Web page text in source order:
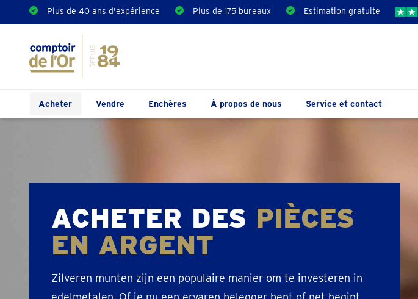
Plus de 40 ans d'expérience Plus de 175 bureaux Estimation gratuite
Acheter Vendre Enchères À propos de nous Service et contact
ACHETER DES PIÈCES
EN ARGENT
Zilveren munten zijn een populaire manier om te investeren in